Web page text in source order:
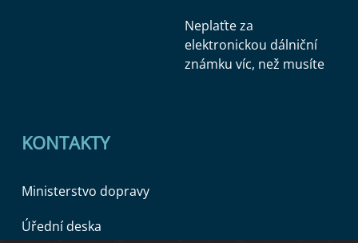
Neplaťte za
elektronickou dálniční
známku víc, než musíte
KONTAKTY
Ministerstvo dopravy
Úřední deska